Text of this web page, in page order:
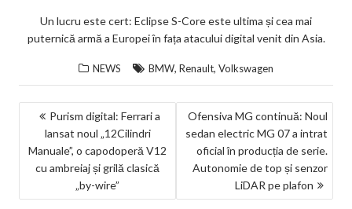
Un lucru este cert: Eclipse S-Core este ultima și cea mai
puternică armă a Europei în fața atacului digital venit din Asia.
NEWS BMW, Renault, Volkswagen
NAVIGARE
ARTICOLE
Purism digital: Ferrari a
lansat noul „12Cilindri
Manuale”, o capodoperă V12
cu ambreiaj și grilă clasică
„by-wire”
Ofensiva MG continuă: Noul
sedan electric MG 07 a intrat
oficial în producția de serie.
Autonomie de top și senzor
LiDAR pe plafon